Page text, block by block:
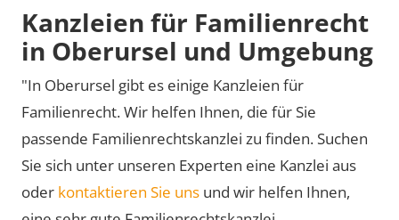
Kanzleien für Familienrecht
in Oberursel und Umgebung
"In Oberursel gibt es einige Kanzleien für
Familienrecht. Wir helfen Ihnen, die für Sie
passende Familienrechtskanzlei zu finden. Suchen
Sie sich unter unseren Experten eine Kanzlei aus
oder kontaktieren Sie uns und wir helfen Ihnen,